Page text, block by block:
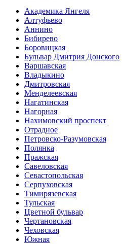
Академика Янгеля
Алтуфьево
Аннино
Бибирево
Боровицкая
Бульвар Дмитрия Донского
Варшавская
Владыкино
Дмитровская
Менделеевская
Нагатинская
Нагорная
Нахимовский проспект
Отрадное
Петровско-Разумовская
Полянка
Пражская
Савеловская
Севасто­польская
Серпуховская
Тимирязевская
Тульская
Цветной бульвар
Чертановская
Чеховская
Южная